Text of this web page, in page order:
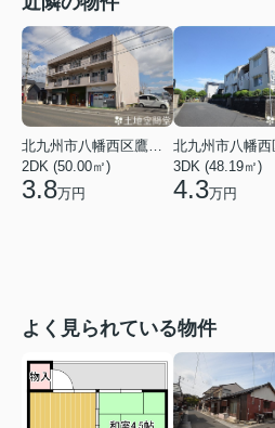
2DK (50.00㎡)
3.8万円
3DK (48.19㎡)
4.3万円
よく見られている物件